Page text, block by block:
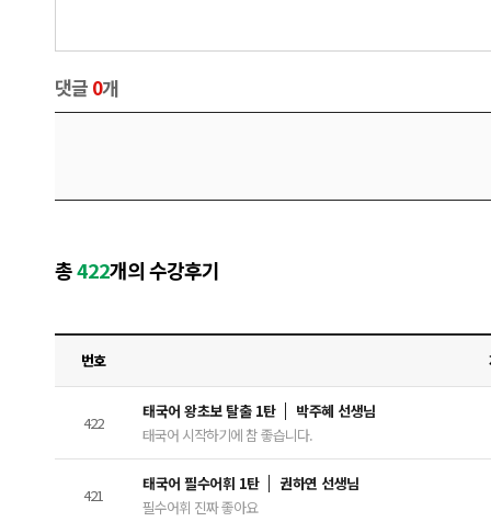
댓글 0개
총422개의 수강후기
번호
422
태국어 왕초보 탈출 1탄
박주혜 선생님
태국어 시작하기에 참 좋습니다.
421
태국어 필수어휘 1탄
권하연 선생님
필수어휘 진짜 좋아요